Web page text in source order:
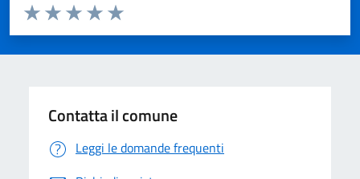
Valuta da 1 a 5 stelle la pagina
Valuta 5 stelle su 5
Valuta 4 stelle su 5
Valuta 3 stelle su 5
Valuta 2 stelle su 5
Valuta 1 stelle su 5
Contatta il comune
Leggi le domande frequenti